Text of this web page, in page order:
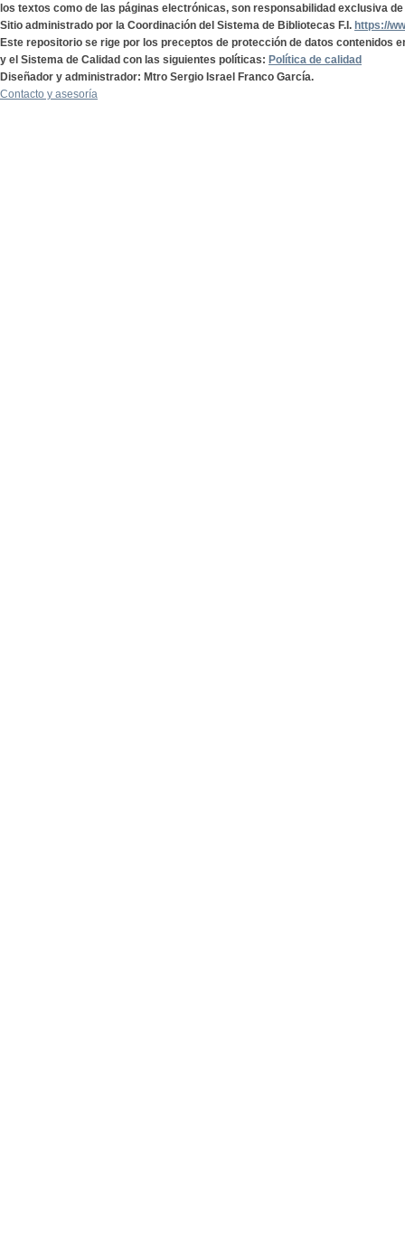
los textos como de las páginas electrónicas, son responsabilidad exclusiva
Sitio administrado por la Coordinación del Sistema de Bibliotecas F.I. https://
Este repositorio se rige por los preceptos de protección de datos contenidos
y el Sistema de Calidad con las siguientes políticas: Política de calidad
Diseñador y administrador: Mtro Sergio Israel Franco García.
Contacto y asesoría